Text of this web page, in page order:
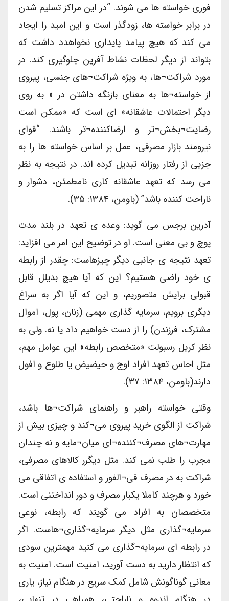
فوری خواسته ها می شوند. “در این مراکز تسلیم شدن
در برابر خواسته ها، زودگذر است و این امید را ایجاد
می کند که هیچ پیامد پایداری نخواهدد داشت که
بتواند از دیگر لحظات نشاط آفرین جلوگیری کند. در
مورد شراکت¬ها، به ویژه شراکت¬های جنسی، پیروی
از خواسته¬ها به معنای بازنگه داشتن در « به روی
دیگر احتمالات عاشقانه» ای است که «ممکن است
رضایت¬بخش¬تر و ارضاکننده¬تر باشند. “قوای
نیرومند بازار مصرفی، عمل بر اساس خواسته ها را به
جزیی از رفتار روزانه تبدیل کرده اند. در نتیجه به نظر
می رسد که تعهد عاشقانه کاری نامطمئن، دشوار و
ناراحت کننده باشد” (باومن، ۱۳۸۴: ۳۵).
آدرین برجس می گوید: وعده ی تعهد در بلند مدت
پوچ و بی معنی است. او در توضیح این امر می افزاید:
تعهد نتیجه ی جانبی دیگر چیزهاست: چقدر از رابطه
ی خود راضی هستیم؟ این که آیا هیچ بدیلل قابل
قبولی برایش متصوریم، و این که آیا اگر به سراغ
دیگری برویم، سرمایه گذاری مهمی (زنان، پول، اموال
مشترک، فرزندن) را از دست خواهیم داد یا نه. ولی به
نظر کریل رسبولت «متخصص رابطه» این عوامل مهم،
مثل احاس تعهد افراد اوج و حیضیض یا طلوع و افول
دارند(باومن، ۱۳۸۴: ۳۷).
وقتی خواسته راهبر و راهنمای شراکت¬ها باشد،
شراکت از الگوی خرید پیروی می¬کند و چیزی بیش از
مهارت¬های مصرف¬کننده¬ای میان¬مایه و نه چندان
مجرب را طلب نمی کند. مثل دیگرر کالاهای مصرفی،
شراکت به در مصرف فی¬الفور و استفاده ی اتفاقی می
خورد و هرچند کاملا یکبار مصرف و دور انداختنی است.
متخصصان به افراد می گویند که رابطه، نوعی
سرمایه¬گذاری مثل دیگر سرمایه¬گذاری¬هاست. اگر
در رابطه ای سرمایه¬گذاری می کنید مهمترین سودی
که انتظار دارید به دست آورید، امنیت است. امنیت به
معانی گوناگونش شامل کمک سریع در هنگام نیاز، یاری